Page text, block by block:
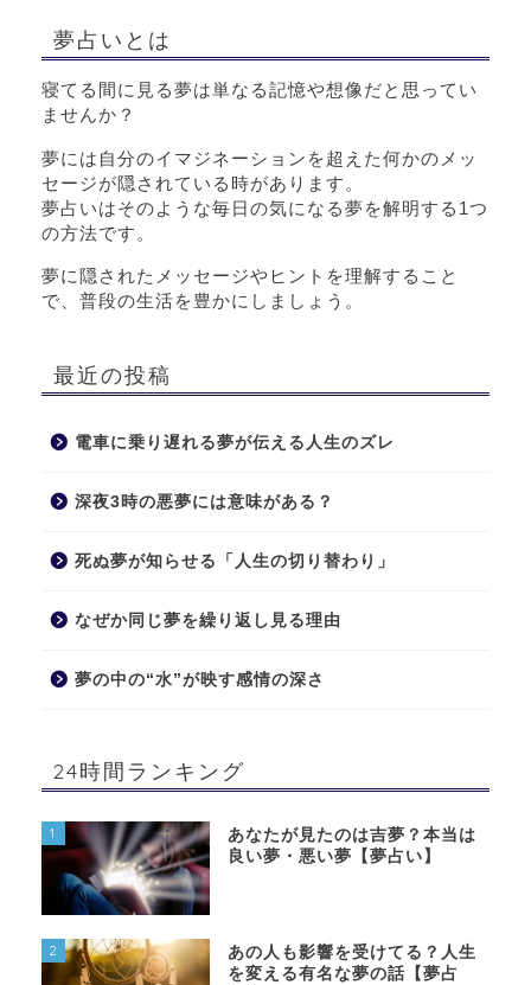
夢占いとは
寝てる間に見る夢は単なる記憶や想像だと思ってい
ませんか？
夢には自分のイマジネーションを超えた何かのメッ
セージが隠されている時があります。
夢占いはそのような毎日の気になる夢を解明する1つ
の方法です。
夢に隠されたメッセージやヒントを理解すること
で、普段の生活を豊かにしましょう。
最近の投稿
電車に乗り遅れる夢が伝える人生のズレ
深夜3時の悪夢には意味がある？
死ぬ夢が知らせる「人生の切り替わり」
なぜか同じ夢を繰り返し見る理由
夢の中の“水”が映す感情の深さ
24時間ランキング
1
あなたが見たのは吉夢？本当は
良い夢・悪い夢【夢占い】
2
あの人も影響を受けてる？人生
を変える有名な夢の話【夢占